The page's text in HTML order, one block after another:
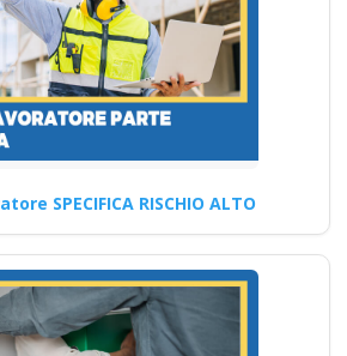
corsi RLS:
Sicurezza sul lavoro in
nel 2025 Nuovo
accordo…
SPECIFICA RISCHIO ALTO